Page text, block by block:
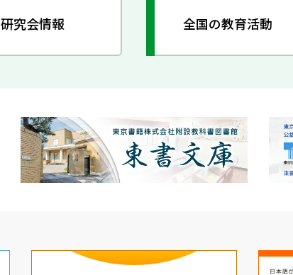
研究会情報 全国の教育活動